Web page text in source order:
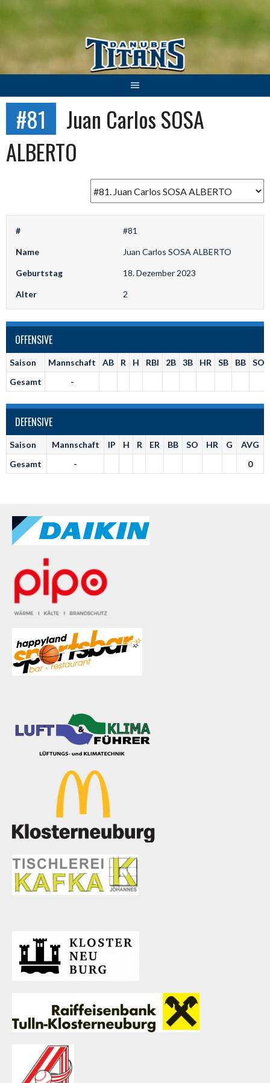
Inhalt
#81
Juan Carlos SOSA
ALBERTO
# #81
Name Juan Carlos SOSA ALBERTO
Geburtstag 18. Dezember 2023
Alter 2
OFFENSIVE
Saison Mannschaft AB R H RBI 2B 3B HR SB BB
SO
Gesamt
-
DEFENSIVE
Saison Mannschaft IP H R ER BB SO HR G
AVG
Gesamt
- 0